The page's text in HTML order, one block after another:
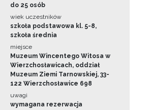
do 25 osób
wiek uczestników
szkoła podstawowa kl. 5-8,
szkoła średnia
miejsce
Muzeum Wincentego Witosa w
Wierzchosławicach, oddział
Muzeum Ziemi Tarnowskiej, 33-
122 Wierzchosławice 698
uwagi
wymagana rezerwacja